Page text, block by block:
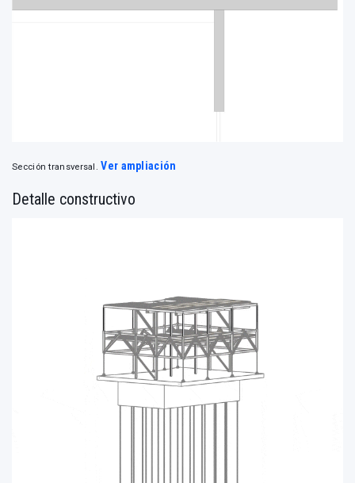
Sección transversal. Ver ampliación
Detalle constructivo